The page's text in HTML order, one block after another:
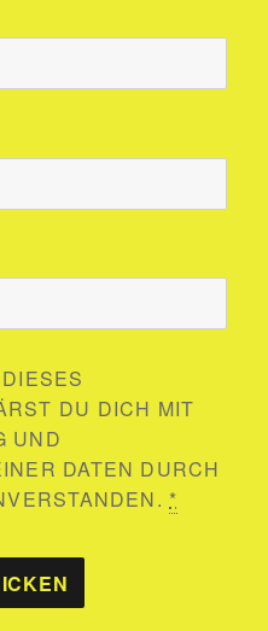
DU DICH MIT
UND
DATEN DURCH
*